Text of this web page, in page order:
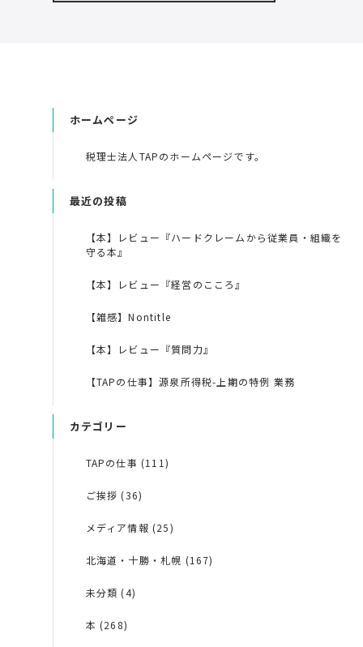
ホームページ
税理士法人TAPのホームページです。
最近の投稿
【本】レビュー『ハードクレームから従業員・組織を
守る本』
【本】レビュー『経営のこころ』
【雑感】Nontitle
【本】レビュー『質問力』
【TAPの仕事】源泉所得税-上期の特例 業務
カテゴリー
TAPの仕事 (111)
ご挨拶 (36)
メディア情報 (25)
北海道・十勝・札幌 (167)
未分類 (4)
本 (268)